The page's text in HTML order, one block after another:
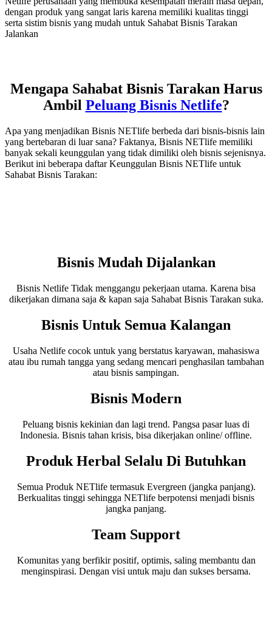
dengan produk yang sangat laris karena memiliki kualitas tinggi
serta sistim bisnis yang mudah untuk Sahabat Bisnis Tarakan
Jalankan
Mengapa Sahabat Bisnis Tarakan Harus
Ambil Peluang Bisnis Netlife?
Apa yang menjadikan Bisnis NETlife berbeda dari bisnis-bisnis lain
yang bertebaran di luar sana? Faktanya, Bisnis NETlife memiliki
banyak sekali keunggulan yang tidak dimiliki oleh bisnis sejenisnya.
Berikut ini beberapa daftar Keunggulan Bisnis NETlife untuk
Sahabat Bisnis Tarakan:
Bisnis Mudah Dijalankan
Bisnis Netlife Tidak menggangu pekerjaan utama. Karena bisa
dikerjakan dimana saja & kapan saja Sahabat Bisnis Tarakan suka.
Bisnis Untuk Semua Kalangan
Usaha Netlife cocok untuk yang berstatus karyawan, mahasiswa
atau ibu rumah tangga yang sedang mencari penghasilan tambahan
atau bisnis sampingan.
Bisnis Modern
Peluang bisnis kekinian dan lagi trend. Pangsa pasar luas di
Indonesia. Bisnis tahan krisis, bisa dikerjakan online/ offline.
Produk Herbal Selalu Di Butuhkan
Semua Produk NETlife termasuk Evergreen (jangka panjang).
Berkualitas tinggi sehingga NETlife berpotensi menjadi bisnis
jangka panjang.
Team Support
Komunitas yang berfikir positif, optimis, saling membantu dan
menginspirasi. Dengan visi untuk maju dan sukses bersama.